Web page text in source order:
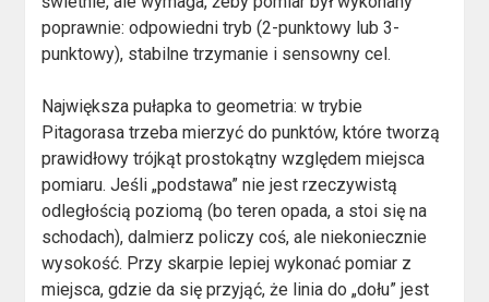
poprawnie: odpowiedni tryb (2-punktowy lub 3-
punktowy), stabilne trzymanie i sensowny cel.
Największa pułapka to geometria: w trybie
Pitagorasa trzeba mierzyć do punktów, które tworzą
prawidłowy trójkąt prostokątny względem miejsca
pomiaru. Jeśli „podstawa” nie jest rzeczywistą
odległością poziomą (bo teren opada, a stoi się na
schodach), dalmierz policzy coś, ale niekoniecznie
wysokość. Przy skarpie lepiej wykonać pomiar z
miejsca, gdzie da się przyjąć, że linia do „dołu” jest